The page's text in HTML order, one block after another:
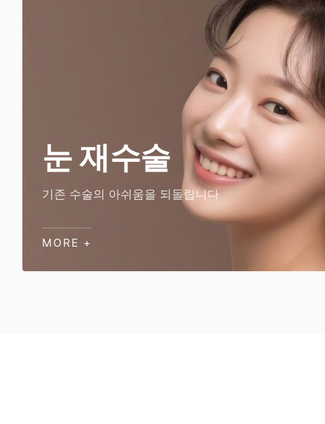
눈 재수술
기존 수술의 아쉬움을 되돌립니다
MORE +